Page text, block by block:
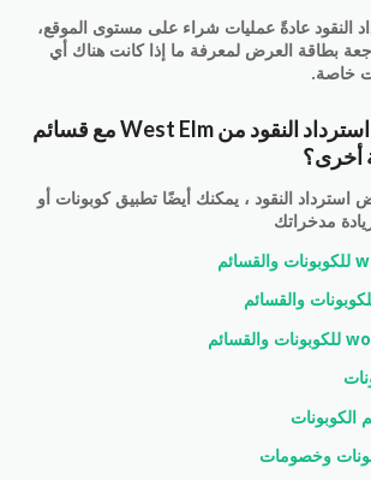
النقود عادةً عمليات شراء على مستوى الموقع،
بطاقة العرض لمعرفة ما إذا كانت هناك أي
خاصة.
هل يمكنني تجميع استرداد النقود من West Elm مع قسائم
أخرى؟
استرداد النقود ، يمكنك أيضًا تطبيق كوبونات أو
مدخراتك
وخصومات